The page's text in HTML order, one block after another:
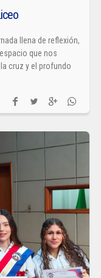
llena de reflexión,
que nos
cruz y el profundo